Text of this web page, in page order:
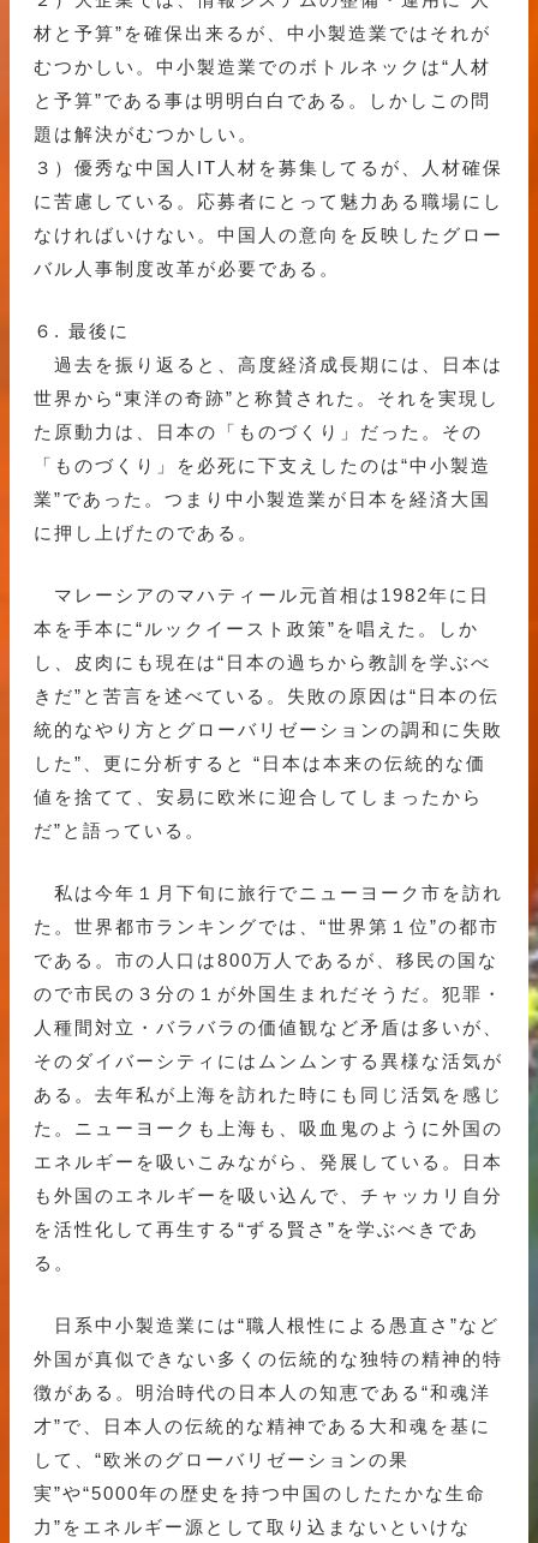
材と予算”を確保出来るが、中小製造業ではそれが
むつかしい。中小製造業でのボトルネックは“人材
と予算”である事は明明白白である。しかしこの問
題は解決がむつかしい。
３）優秀な中国人IT人材を募集してるが、人材確保
に苦慮している。応募者にとって魅力ある職場にし
なければいけない。中国人の意向を反映したグロー
バル人事制度改革が必要である。
６. 最後に
過去を振り返ると、高度経済成長期には、日本は
世界から“東洋の奇跡”と称賛された。それを実現し
た原動力は、日本の「ものづくり」だった。その
「ものづくり」を必死に下支えしたのは“中小製造
業”であった。つまり中小製造業が日本を経済大国
に押し上げたのである。
マレーシアのマハティール元首相は1982年に日
本を手本に“ルックイースト政策”を唱えた。しか
し、皮肉にも現在は“日本の過ちから教訓を学ぶべ
きだ”と苦言を述べている。失敗の原因は“日本の伝
統的なやり方とグローバリゼーションの調和に失敗
した”、更に分析すると “日本は本来の伝統的な価
値を捨てて、安易に欧米に迎合してしまったから
だ”と語っている。
私は今年１月下旬に旅行でニューヨーク市を訪れ
た。世界都市ランキングでは、“世界第１位”の都市
である。市の人口は800万人であるが、移民の国な
ので市民の３分の１が外国生まれだそうだ。犯罪・
人種間対立・バラバラの価値観など矛盾は多いが、
そのダイバーシティにはムンムンする異様な活気が
ある。去年私が上海を訪れた時にも同じ活気を感じ
た。ニューヨークも上海も、吸血鬼のように外国の
エネルギーを吸いこみながら、発展している。日本
も外国のエネルギーを吸い込んで、チャッカリ自分
を活性化して再生する“ずる賢さ”を学ぶべきであ
る。
日系中小製造業には“職人根性による愚直さ”など
外国が真似できない多くの伝統的な独特の精神的特
徴がある。明治時代の日本人の知恵である“和魂洋
才”で、日本人の伝統的な精神である大和魂を基に
して、“欧米のグローバリゼーションの果
実”や“5000年の歴史を持つ中国のしたたかな生命
力”をエネルギー源として取り込まないといけな